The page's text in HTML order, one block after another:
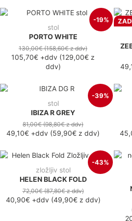
-19%
stol
PORTO WHITE
130,00€(158,60€z ddv)
105,70€ +ddv (129,00€ z
ddv)
-39%
stol
IBIZA R GREY
81,00€(98,80€z ddv)
49,10€ +ddv (59,90€ z ddv)
-43%
zložljiv stol
HELEN BLACK FOLD
72,00€(87,80€z ddv)
40,90€+ddv(49,90€z ddv)